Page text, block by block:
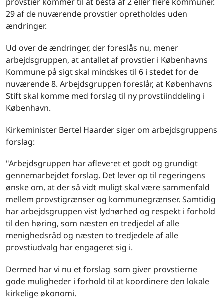
29 af de nuværende provstier opretholdes uden
ændringer.
Ud over de ændringer, der foreslås nu, mener
arbejdsgruppen, at antallet af provstier i Københavns
Kommune på sigt skal mindskes til 6 i stedet for de
nuværende 8. Arbejdsgruppen foreslår, at Københavns
Stift skal komme med forslag til ny provstiinddeling i
København.
Kirkeminister Bertel Haarder siger om arbejdsgruppens
forslag:
"Arbejdsgruppen har afleveret et godt og grundigt
gennemarbejdet forslag. Det lever op til regeringens
ønske om, at der så vidt muligt skal være sammenfald
mellem provstigrænser og kommunegrænser. Samtidig
har arbejdsgruppen vist lydhørhed og respekt i forhold
til den høring, som næsten en tredjedel af alle
menighedsråd og næsten to tredjedele af alle
provstiudvalg har engageret sig i.
Dermed har vi nu et forslag, som giver provstierne
gode muligheder i forhold til at koordinere den lokale
kirkelige økonomi.